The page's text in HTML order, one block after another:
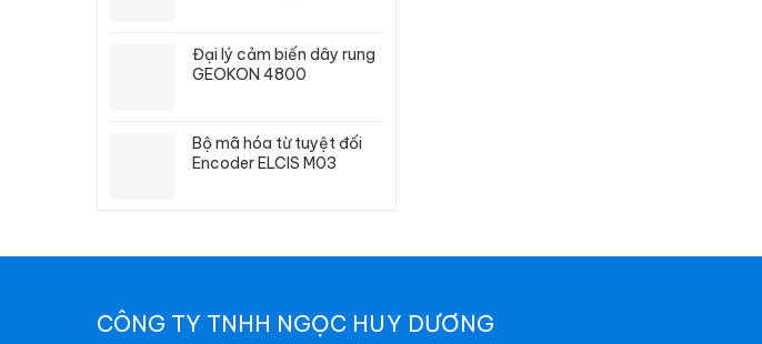
Đại lý cảm biến dây rung
GEOKON 4800
Bộ mã hóa từ tuyệt đối
Encoder ELCIS M03
CÔNG TY TNHH NGỌC HUY DƯƠNG